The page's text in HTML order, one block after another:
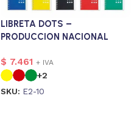
LIBRETA DOTS –
PRODUCCION NACIONAL
$ 7.461 + IVA
+2
SKU: E2-10